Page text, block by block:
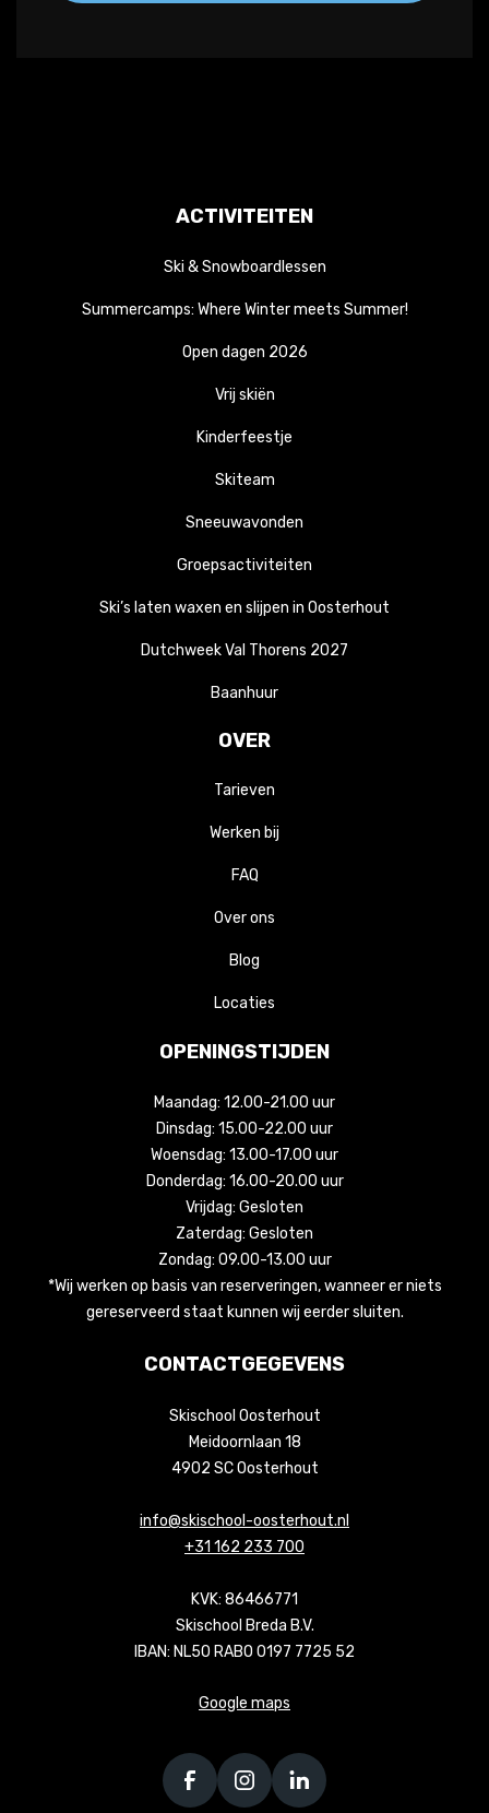
ACTIVITEITEN
Ski & Snowboardlessen
Summercamps: Where Winter meets Summer!
Open dagen 2026
Vrij skiën
Kinderfeestje
Skiteam
Sneeuwavonden
Groepsactiviteiten
Ski’s laten waxen en slijpen in Oosterhout
Dutchweek Val Thorens 2027
Baanhuur
OVER
Tarieven
Werken bij
FAQ
Over ons
Blog
Locaties
OPENINGSTIJDEN
Maandag: 12.00-21.00 uur
Dinsdag: 15.00-22.00 uur
Woensdag: 13.00-17.00 uur
Donderdag: 16.00-20.00 uur
Vrijdag: Gesloten
Zaterdag: Gesloten
Zondag: 09.00-13.00 uur
*Wij werken op basis van reserveringen, wanneer er niets
gereserveerd staat kunnen wij eerder sluiten.
CONTACTGEGEVENS
Skischool Oosterhout
Meidoornlaan 18
4902 SC Oosterhout
info@skischool-oosterhout.nl
+31 162 233 700
KVK: 86466771
Skischool Breda B.V.
IBAN: NL50 RABO 0197 7725 52
Google maps